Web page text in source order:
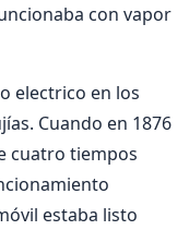
con vapor
electrico en los
Cuando en 1876
cuatro tiempos
estaba listo